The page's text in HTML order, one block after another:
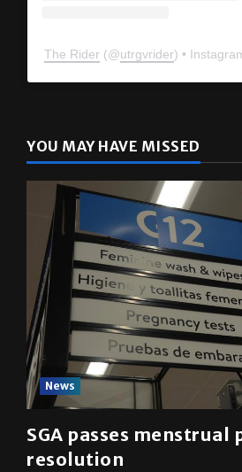
The Rider (@utrgvrider) •
YOU MAY HAVE MISSED
News
SGA passes menstrual
resolution